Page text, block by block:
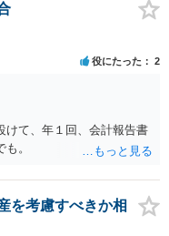
る要件を満たすものは、為
役にたった 2
けて、年１回、会計報告書
。
を考慮すべきか相